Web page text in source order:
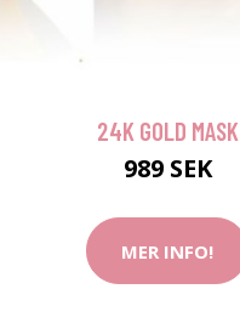
24K GOLD MASK
989 SEK
MER INFO!